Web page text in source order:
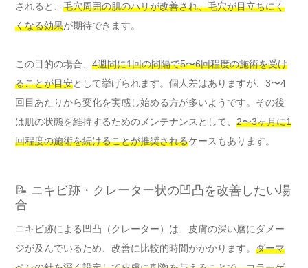
されると、 毛穴周囲の肌のハリが改善され、毛穴が目立ちにく
くなる効果が期待できます。
この目的の場合、 4週間に1回の間隔で5〜6回程度の施術を受け
ることが目安として挙げられます。個人差はありますが、3〜4
回目あたりから変化を実感し始める方が多いようです。その後
は肌の状態を維持するためのメンテナンスとして、 2〜3ヶ月に1
回程度の施術を続けることが推奨されるケースもあります。
📝 ニキビ跡・クレーター状の凹凸を改善したい場
合
ニキビ跡による凹凸（クレーター）は、皮膚の深い層にダメー
ジが及んでいるため、改善に比較的時間がかかります。 ダーマ